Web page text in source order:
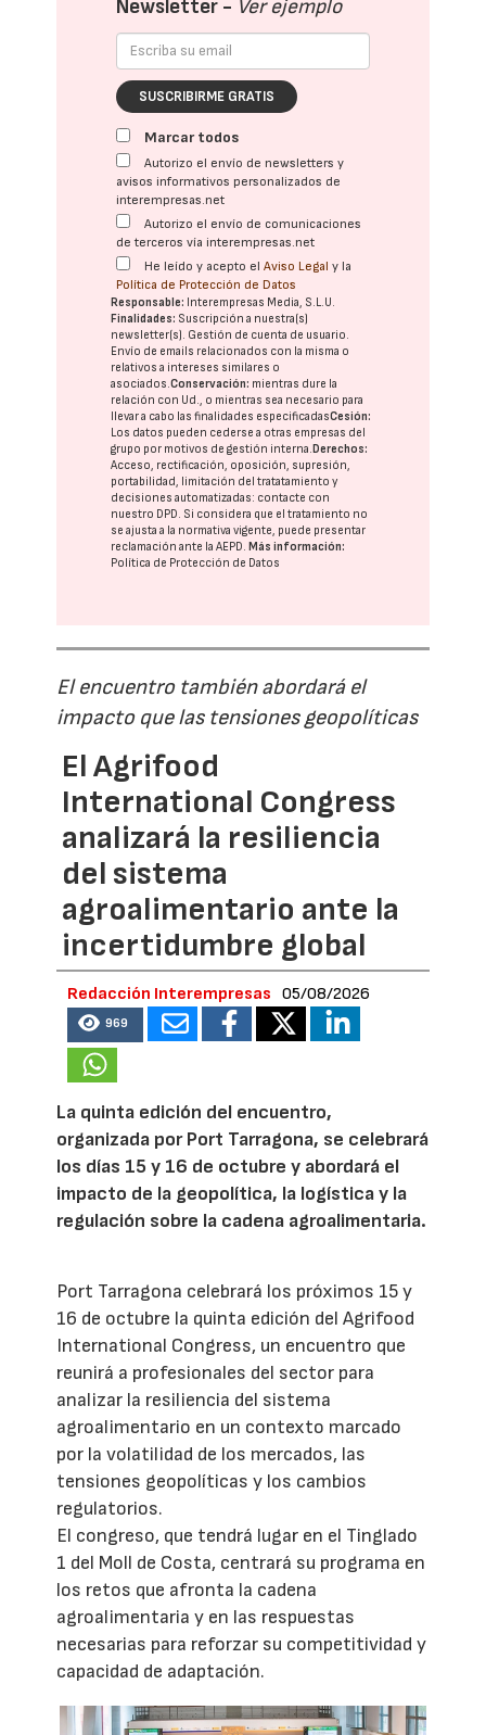
Newsletter - Ver ejemplo
SUSCRIBIRME GRATIS
Marcar todos
Autorizo el envío de newsletters y
avisos informativos personalizados de
interempresas.net
Autorizo el envío de comunicaciones
de terceros vía interempresas.net
He leído y acepto elAviso Legal y la
Política de Protección de Datos
Responsable: Interempresas Media, S.L.U.
Finalidades: Suscripción a nuestra(s)
newsletter(s). Gestión de cuenta de usuario.
Envío de emails relacionados con la misma o
relativos a intereses similares o
asociados.Conservación: mientras dure la
relación con Ud., o mientras sea necesario para
llevar a cabo las finalidades especificadasCesión:
Los datos pueden cederse a otras empresas del
grupo por motivos de gestión interna.Derechos:
Acceso, rectificación, oposición, supresión,
portabilidad, limitación del tratatamiento y
decisiones automatizadas: contacte con
nuestro DPD . Si considera que el tratamiento no
se ajusta a la normativa vigente, puede presentar
reclamación ante laAEPD .Más información:
Política de Protección de Datos
El encuentro también abordará el
impacto que las tensiones geopolíticas
El Agrifood
International Congress
analizará la resiliencia
del sistema
agroalimentario ante la
incertidumbre global
Redacción Interempresas 05/08/2026
969
La quinta edición del encuentro,
organizada por Port Tarragona, se celebrará
los días 15 y 16 de octubre y abordará el
impacto de la geopolítica, la logística y la
regulación sobre la cadena agroalimentaria.
Port Tarragona celebrará los próximos 15 y
16 de octubre la quinta edición del Agrifood
International Congress, un encuentro que
reunirá a profesionales del sector para
analizar la resiliencia del sistema
agroalimentario en un contexto marcado
por la volatilidad de los mercados, las
tensiones geopolíticas y los cambios
regulatorios.
El congreso, que tendrá lugar en el Tinglado
1 del Moll de Costa, centrará su programa en
los retos que afronta la cadena
agroalimentaria y en las respuestas
necesarias para reforzar su competitividad y
capacidad de adaptación.